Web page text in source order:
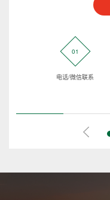
01
电话/微信联系